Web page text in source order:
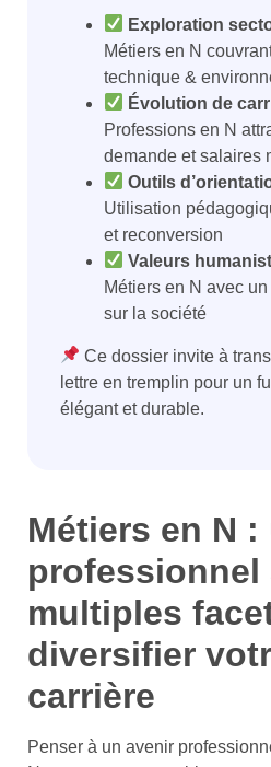
Exploration
Métiers en N
technique &
Évolution de
Professions en N
demande et salaires
Outils
Utilisation
et reconversion
Valeurs
Métiers en N avec
sur la société
Ce dossier invite à
lettre en tremplin pour un
élégant et durable.
Métiers en N
professionnel
multiples
diversifier
carrière
Penser à un avenir